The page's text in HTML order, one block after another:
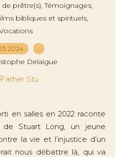
prêtre(s),Témoignages,
bibliques et spirituels,
…
Delaigue
en salles en 2022 raconte
de Stuart Long, un jeune
la vie et l’injustice d’un
nous débattre là, qui va